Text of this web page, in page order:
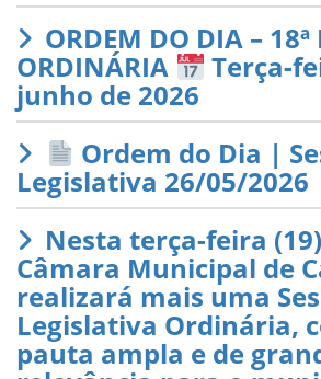
ORDEM DO DIA – 18ª
ORDINÁRIA Terça-
junho de 2026
Ordem do Dia |
Legislativa 26/05/2026
Nesta terça-feira
Câmara Municipal de
realizará mais uma
Legislativa Ordinária,
pauta ampla e de